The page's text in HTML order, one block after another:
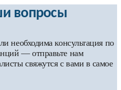
вопросы
необходима консультация по
— отправьте нам
свяжутся с вами в самое